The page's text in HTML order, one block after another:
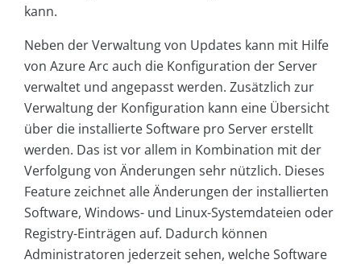
kann.
Neben der Verwaltung von Updates kann mit Hilfe
von Azure Arc auch die Konfiguration der Server
verwaltet und angepasst werden. Zusätzlich zur
Verwaltung der Konfiguration kann eine Übersicht
über die installierte Software pro Server erstellt
werden. Das ist vor allem in Kombination mit der
Verfolgung von Änderungen sehr nützlich. Dieses
Feature zeichnet alle Änderungen der installierten
Software, Windows- und Linux-Systemdateien oder
Registry-Einträgen auf. Dadurch können
Administratoren jederzeit sehen, welche Software